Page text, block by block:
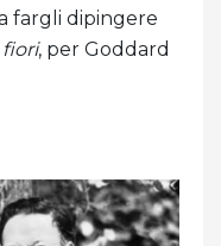
fargli dipingere
fiori, per Goddard